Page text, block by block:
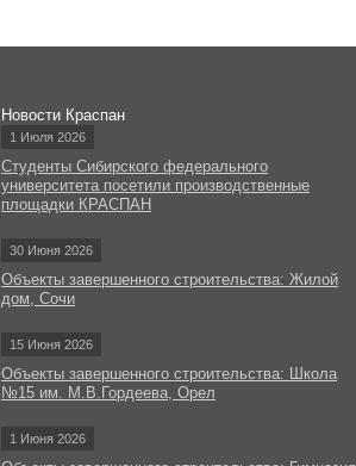
Новости Краспан
1 Июля 2026
Студенты Сибирского федерального
университета посетили производственные
площадки КРАСПАН
30 Июня 2026
Объекты завершенного строительства: Жилой
дом, Сочи
15 Июня 2026
Объекты завершенного строительства: Школа
№15 им. М.В.Гордеева, Орел
1 Июня 2026